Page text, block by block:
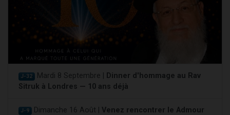
J-32 Mardi 8 Septembre |
Dinner d'hommage au Rav
Sitruk à Londres — 10 ans déjà
J-9 Dimanche 16 Août | Venez rencontrer le Admour